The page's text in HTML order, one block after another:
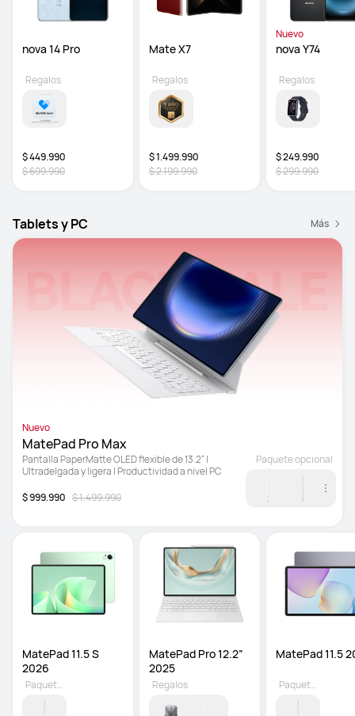
nova 14 Pro
$ 449.990
$ 699.990
Regalos
Mate X7
$ 1.499.990
$ 2.199.990
Regalos
Nuevo
nova Y74
$ 249.990
$ 299.990
Regalos
Tablets y PC Más
Nuevo
MatePad Pro Max
Pantalla PaperMatte OLED flexible de 13.2” |
Ultradelgada y ligera | Productividad a nivel PC
$ 999.990 $ 1.499.990
Paquete opcional
MatePad 11.5 S
Paquete opcional
MatePad Pro 12.2”
2025
Regalos
MatePad 11.5
Paquete opcional